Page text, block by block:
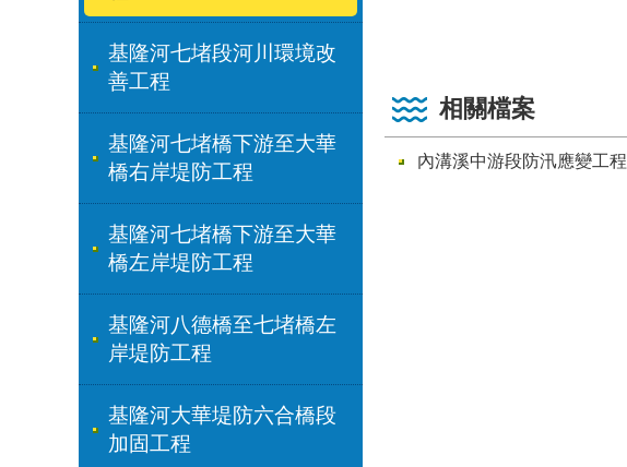
基隆河七堵段河川環境改
善工程
基隆河七堵橋下游至大華
橋右岸堤防工程
基隆河七堵橋下游至大華
橋左岸堤防工程
基隆河八德橋至七堵橋左
岸堤防工程
基隆河大華堤防六合橋段
加固工程
相關檔案
內溝溪中游段防汛應變工程